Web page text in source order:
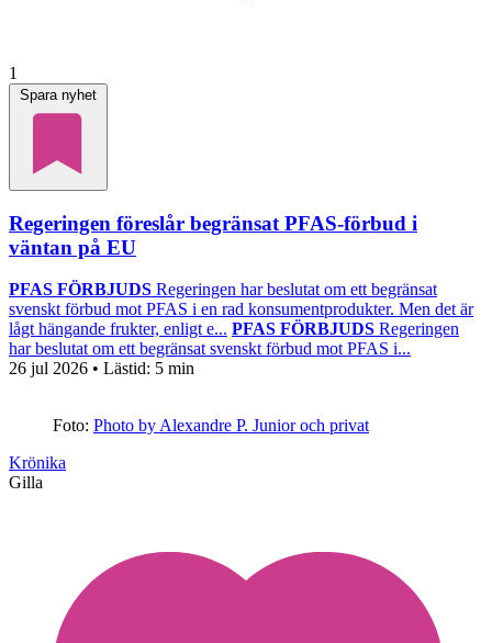
1
Spara nyhet
Regeringen föreslår begränsat PFAS-förbud i
väntan på EU
PFAS FÖRBJUDS Regeringen har beslutat om ett begränsat
svenskt förbud mot PFAS i en rad konsumentprodukter. Men det är
lågt hängande frukter, enligt e... PFAS FÖRBJUDS Regeringen
har beslutat om ett begränsat svenskt förbud mot PFAS i...
26 jul 2026 • Lästid: 5 min
Foto: Photo by Alexandre P. Junior och privat
Krönika
Gilla